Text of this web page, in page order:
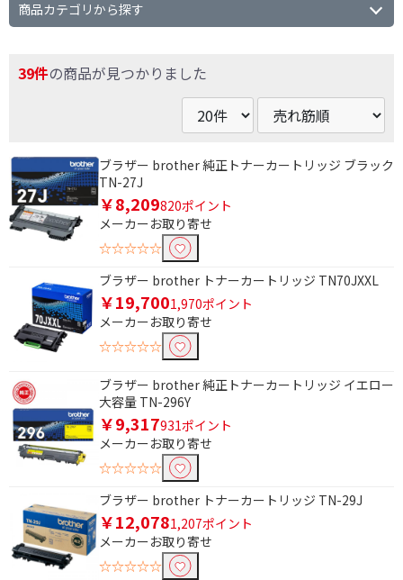
商品カテゴリから探す
39件の商品が見つかりました
ブラザー brother 純正トナーカートリッジ ブラック
TN-27J
￥8,209820ポイント
メーカーお取り寄せ
☆☆☆☆☆
ブラザー brother トナーカートリッジ TN70JXXL
￥19,7001,970ポイント
メーカーお取り寄せ
☆☆☆☆☆
ブラザー brother 純正トナーカートリッジ イエロー
大容量 TN-296Y
￥9,317931ポイント
メーカーお取り寄せ
☆☆☆☆☆
ブラザー brother トナーカートリッジ TN-29J
￥12,0781,207ポイント
メーカーお取り寄せ
☆☆☆☆☆